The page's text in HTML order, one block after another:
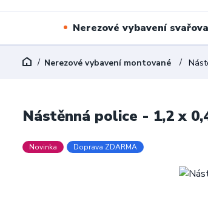
Nerezové vybavení
Nerezové vybavení montované
Nástěnná police - 1,2 x
Novinka Doprava ZDARMA